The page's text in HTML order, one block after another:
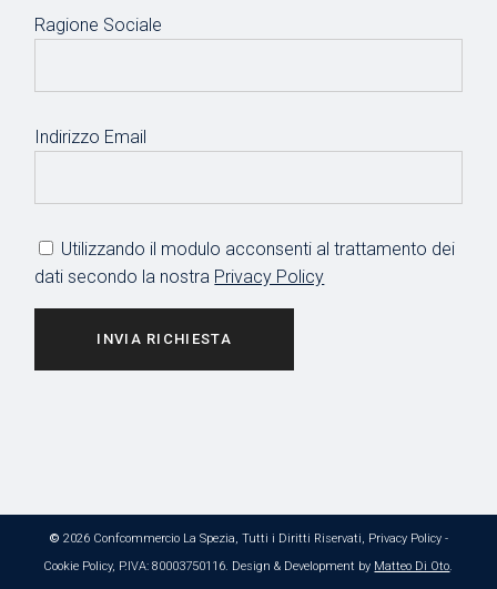
Ragione Sociale
Indirizzo Email
Utilizzando il modulo acconsenti al trattamento dei
dati secondo la nostra Privacy Policy
INVIA RICHIESTA
© 2026 Confcommercio La Spezia, Tutti i Diritti Riservati, Privacy Policy-
Cookie Policy, P.IVA: 80003750116. Design & Development by Matteo Di Oto.